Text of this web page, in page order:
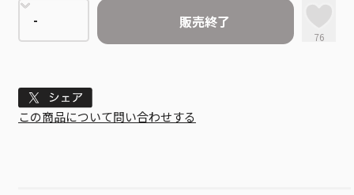
販売終了
76
Tweet
この商品について問い合わせする